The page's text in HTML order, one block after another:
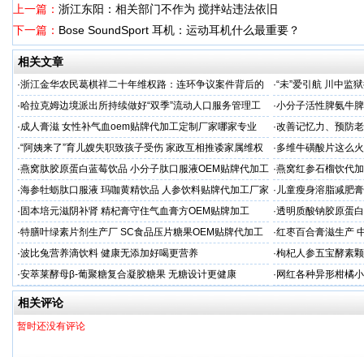
上一篇： 浙江东阳：相关部门不作为 搅拌站违法依旧
下一篇： Bose SoundSport 耳机：运动耳机什么最重要？
相关文章
·浙江金华农民葛棋祥二十年维权路：连环争议案件背后的
基层治理困局
·“未”爱引航 川中监
·同心促新生”主题帮
·哈拉克姆边境派出所持续做好“双季”流动人口服务管理工
作
·小分子活性脾氨牛
格
·成人膏滋 女性补气血oem贴牌代加工定制厂家哪家专业 ·改善记忆力、预防
家
·“阿姨来了”育儿嫂失职致孩子受伤 家政互相推诿家属维权
困难
·多维牛磺酸片这么
服务商
·燕窝肽胶原蛋白蓝莓饮品 小分子肽口服液OEM贴牌代加工 ·燕窝红参石榴饮代
牌
·海参牡蛎肽口服液 玛咖黄精饮品 人参饮料贴牌代加工厂家 · 儿童瘦身溶脂减肥
续
· 固本培元滋阴补肾 精杞膏守住气血膏方OEM贴牌加工 ·透明质酸钠胶原蛋
代加工
·特膳叶绿素片剂生产厂 SC食品压片糖果OEM贴牌代加工 ·红枣百合膏滋生产
家
·波比兔营养滴饮料 健康无添加好喝更营养 ·枸杞人参五宝酵素
·安萃莱酵母β-葡聚糖复合凝胶糖果 无糖设计更健康 · 网红各种异形柑橘
工厂
相关评论
暂时还没有评论